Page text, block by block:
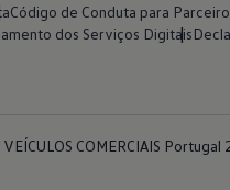
Código de Conduta para
dos Serviços Digitais
COMERCIAIS Portugal